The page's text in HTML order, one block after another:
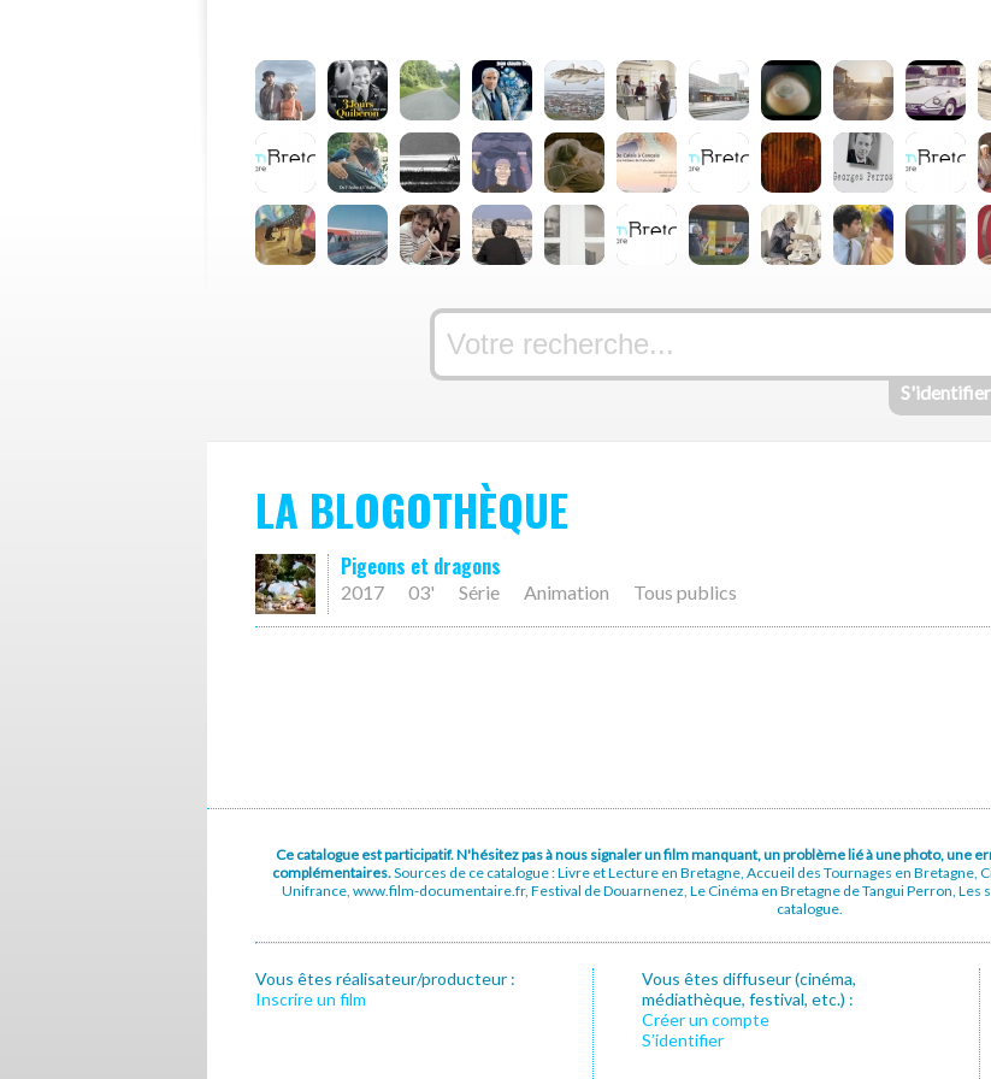
S'identifier
LA BLOGOTHÈQUE
Pigeons et dragons
2017 03' Série Animation Tous publics
Ce catalogue est participatif. N'hésitez pas à nous signaler un film manquant, un problème lié à une photo, une
complémentaires.Sources de ce catalogue : Livre et Lecture en Bretagne, Accueil des Tournages en
Unifrance, www.film-documentaire.fr, Festival de Douarnenez, Le Cinéma en Bretagne de Tangui Perron,
catalogue.
Vous êtes réalisateur/producteur :
Inscrire un film
Vous êtes diffuseur (cinéma,
médiathèque, festival, etc.) :
Créer un compte
S’identifier